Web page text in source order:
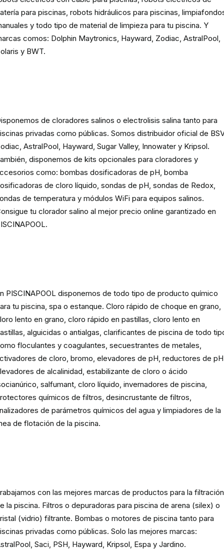
para piscinas, robots hidráulicos para piscinas,
y todo tipo de material de limpieza para tu piscina. Y
comos: Dolphin Maytronics, Hayward, Zodiac, AstralPool,
y BWT.
de cloradores salinos o electrolisis salina tanto para
privadas como públicas. Somos distribuidor oficial de
AstralPool, Hayward, Sugar Valley, Innowater y Kripsol.
disponemos de kits opcionales para cloradores y
como: bombas dosificadoras de pH, bomba
de cloro líquido, sondas de pH, sondas de Redox,
de temperatura y módulos WiFi para equipos salinos.
tu clorador salino al mejor precio online garantizado en
PISCINAPOOL disponemos de todo tipo de producto químico
tu piscina, spa o estanque. Cloro rápido de choque en grano,
lento en grano, cloro rápido en pastillas, cloro lento en
alguicidas o antialgas, clarificantes de piscina de todo
floculantes y coagulantes, secuestrantes de metales,
de cloro, bromo, elevadores de pH, reductores de
de alcalinidad, estabilizante de cloro o ácido
salfumant, cloro líquido, invernadores de piscina,
químicos de filtros, desincrustante de filtros,
de parámetros químicos del agua y limpiadores de la
de flotación de la piscina.
con las mejores marcas de productos para la filtración
la piscina. Filtros o depuradoras para piscina de arena (silex) o
(vidrio) filtrante. Bombas o motores de piscina tanto para
privadas como públicas. Solo las mejores marcas:
Saci, PSH, Hayward, Kripsol, Espa y Jardino.